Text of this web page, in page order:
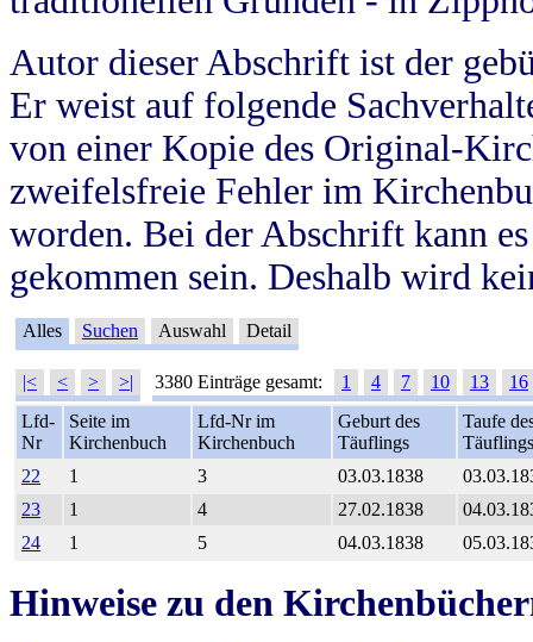
Autor dieser Abschrift ist der
Er weist auf folgende
von einer Kopie des Original-
zweifelsfreie Fehler im
worden. Bei der Abschrift kann
gekommen sein. Deshalb wird
Alles Suchen Auswahl Detail
|< < > >| 3380 Einträge gesamt: 1 4 7 10 13
16
Lfd-
Nr
Seite im
Kirchenbuch
Lfd-Nr im
Kirchenbuch
Geburt des
Täuflings
Taufe
Täuflings
22
1 3 03.03.1838
23
1 4 27.02.1838
24
1 5 04.03.1838
Hinweise zu den